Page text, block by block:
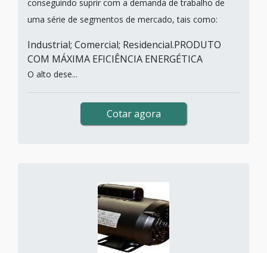
conseguindo suprir com a demanda de trabalho de
uma série de segmentos de mercado, tais como:
Industrial; Comercial; Residencial.PRODUTO
COM MÁXIMA EFICIÊNCIA ENERGÉTICA
O alto dese...
Cotar agora